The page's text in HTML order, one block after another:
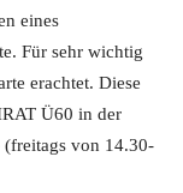
eines
Für sehr wichtig
erachtet. Diese
Ü60 in der
(freitags von 14.30-